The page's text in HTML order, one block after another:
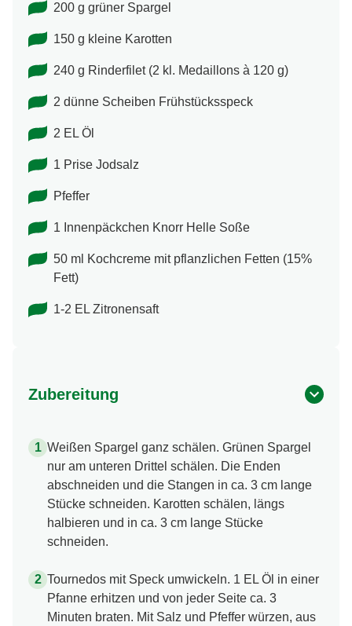
200 g grüner Spargel
150 g kleine Karotten
240 g Rinderfilet (2 kl. Medaillons à 120 g)
2 dünne Scheiben Frühstücksspeck
2 EL Öl
1 Prise Jodsalz
Pfeffer
1 Innenpäckchen Knorr Helle Soße
50 ml Kochcreme mit pflanzlichen Fetten (15%
Fett)
1-2 EL Zitronensaft
Zubereitung
Weißen Spargel ganz schälen. Grünen Spargel
nur am unteren Drittel schälen. Die Enden
abschneiden und die Stangen in ca. 3 cm lange
Stücke schneiden. Karotten schälen, längs
halbieren und in ca. 3 cm lange Stücke
schneiden.
Tournedos mit Speck umwickeln. 1 EL Öl in einer
Pfanne erhitzen und von jeder Seite ca. 3
Minuten braten. Mit Salz und Pfeffer würzen, aus